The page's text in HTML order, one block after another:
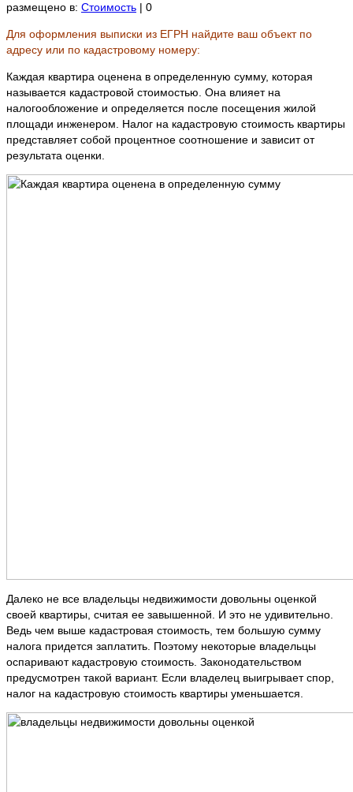
размещено в: Стоимость | 0
Для оформления выписки из ЕГРН найдите ваш объект по
адресу или по кадастровому номеру:
Каждая квартира оценена в определенную сумму, которая
называется кадастровой стоимостью. Она влияет на
налогообложение и определяется после посещения жилой
площади инженером. Налог на кадастровую стоимость квартиры
представляет собой процентное соотношение и зависит от
результата оценки.
Далеко не все владельцы недвижимости довольны оценкой
своей квартиры, считая ее завышенной. И это не удивительно.
Ведь чем выше кадастровая стоимость, тем большую сумму
налога придется заплатить. Поэтому некоторые владельцы
оспаривают кадастровую стоимость. Законодательством
предусмотрен такой вариант. Если владелец выигрывает спор,
налог на кадастровую стоимость квартиры уменьшается.